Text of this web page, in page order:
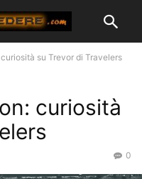
su Trevor di Travelers
curiosità
0